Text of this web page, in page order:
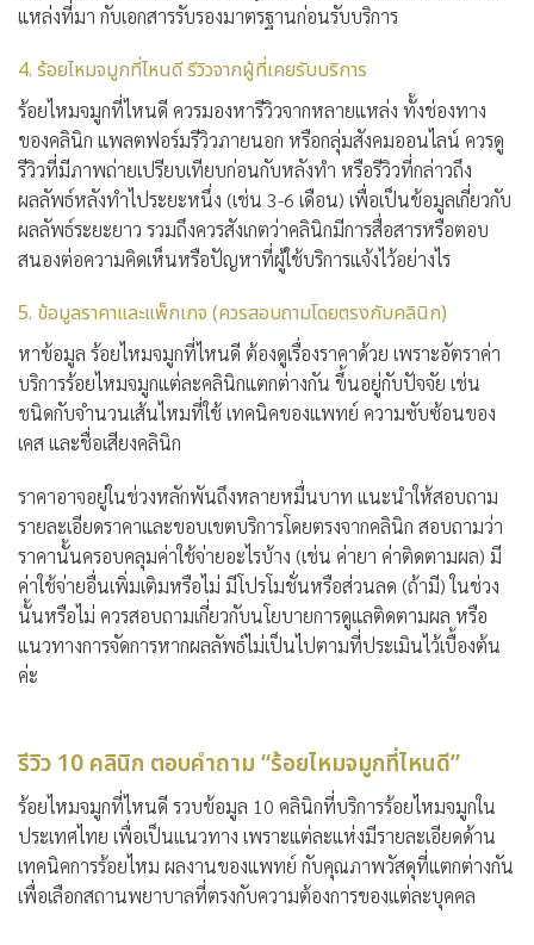
แหล่งที่มา กับเอกสารรับรองมาตรฐานก่อนรับบริการ
4. ร้อยไหมจมูกที่ไหนดี รีวิวจากผู้ที่เคยรับบริการ
ร้อยไหมจมูกที่ไหนดี ควรมองหารีวิวจากหลายแหล่ง ทั้งช่องทาง
ของคลินิก แพลตฟอร์มรีวิวภายนอก หรือกลุ่มสังคมออนไลน์ ควรดู
รีวิวที่มีภาพถ่ายเปรียบเทียบก่อนกับหลังทำ หรือรีวิวที่กล่าวถึง
ผลลัพธ์หลังทำไประยะหนึ่ง (เช่น 3-6 เดือน) เพื่อเป็นข้อมูลเกี่ยวกับ
ผลลัพธ์ระยะยาว รวมถึงควรสังเกตว่าคลินิกมีการสื่อสารหรือตอบ
สนองต่อความคิดเห็นหรือปัญหาที่ผู้ใช้บริการแจ้งไว้อย่างไร
5. ข้อมูลราคาและแพ็กเกจ (ควรสอบถามโดยตรงกับคลินิก)
หาข้อมูล ร้อยไหมจมูกที่ไหนดี ต้องดูเรื่องราคาด้วย เพราะอัตราค่า
บริการร้อยไหมจมูกแต่ละคลินิกแตกต่างกัน ขึ้นอยู่กับปัจจัย เช่น
ชนิดกับจำนวนเส้นไหมที่ใช้ เทคนิคของแพทย์ ความซับซ้อนของ
เคส และชื่อเสียงคลินิก
ราคาอาจอยู่ในช่วงหลักพันถึงหลายหมื่นบาท แนะนำให้สอบถาม
รายละเอียดราคาและขอบเขตบริการโดยตรงจากคลินิก สอบถามว่า
ราคานั้นครอบคลุมค่าใช้จ่ายอะไรบ้าง (เช่น ค่ายา ค่าติดตามผล) มี
ค่าใช้จ่ายอื่นเพิ่มเติมหรือไม่ มีโปรโมชั่นหรือส่วนลด (ถ้ามี) ในช่วง
นั้นหรือไม่ ควรสอบถามเกี่ยวกับนโยบายการดูแลติดตามผล หรือ
แนวทางการจัดการหากผลลัพธ์ไม่เป็นไปตามที่ประเมินไว้เบื้องต้น
ค่ะ
รีวิว 10 คลินิก ตอบคำถาม “ร้อยไหมจมูกที่ไหนดี”
ร้อยไหมจมูกที่ไหนดี รวบข้อมูล 10 คลินิกที่บริการร้อยไหมจมูกใน
ประเทศไทย เพื่อเป็นแนวทาง เพราะแต่ละแห่งมีรายละเอียดด้าน
เทคนิคการร้อยไหม ผลงานของแพทย์ กับคุณภาพวัสดุที่แตกต่างกัน
เพื่อเลือกสถานพยาบาลที่ตรงกับความต้องการของแต่ละบุคคล